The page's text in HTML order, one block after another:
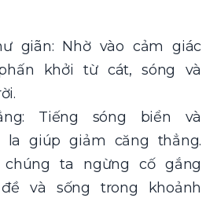
giãn: Nhờ vào cảm giác
khởi từ cát, sóng và
Tiếng sóng biển và
la giúp giảm căng thẳng.
ta ngừng cố gắng
và sống trong khoảnh